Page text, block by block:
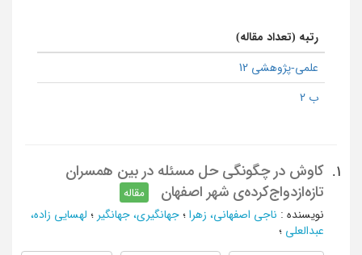
رتبه (تعداد مقاله)
علمی-پژوهشی 12
ب 2
1.
کاوش در چگونگی حل‌ مسئله در بین همسران
تازه‌ازدواج‌کرده‌ی شهر اصفهان
مقاله
نویسنده : ناجی اصفهانی، زهرا ؛ جهانگیری، جهانگیر ؛ لهسایی زاده،
عبدالعلی ؛